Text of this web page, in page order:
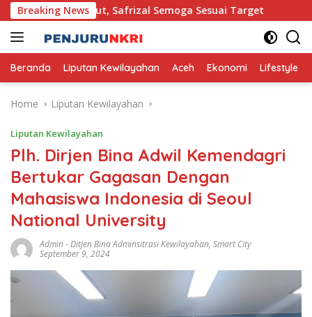
Skip
to
content
Breaking News
II Dikebut, Safrizal Semoga Sesuai Target
Beranda Liputan Kewilayahan Aceh Ekonomi Lifestyle
Home Liputan Kewilayahan
Liputan Kewilayahan
Plh. Dirjen Bina Adwil Kemendagri
Bertukar Gagasan Dengan
Mahasiswa Indonesia di Seoul
National University
Admin-Ditjen Bina Adminsitrasi Kewilayahan, Smart City
September 9, 2024